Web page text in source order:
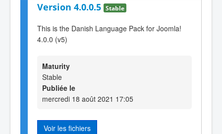
Version 4.0.0.5 Stable
This is the Danish Language Pack for Joomla!
4.0.0 (v5)
Maturity
Stable
Publiée le
mercredi 18 août 2021 17:05
Voir les fichiers